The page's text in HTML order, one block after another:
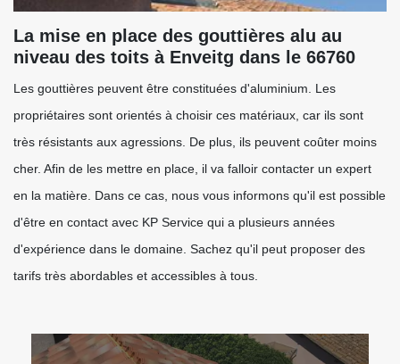
La mise en place des gouttières alu au
niveau des toits à Enveitg dans le 66760
Les gouttières peuvent être constituées d'aluminium. Les
propriétaires sont orientés à choisir ces matériaux, car ils sont
très résistants aux agressions. De plus, ils peuvent coûter moins
cher. Afin de les mettre en place, il va falloir contacter un expert
en la matière. Dans ce cas, nous vous informons qu'il est possible
d'être en contact avec KP Service qui a plusieurs années
d'expérience dans le domaine. Sachez qu'il peut proposer des
tarifs très abordables et accessibles à tous.